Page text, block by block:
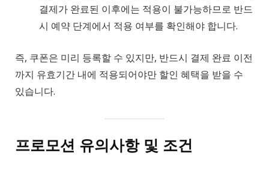
결제가 완료된 이후에는 적용이 불가능하므로 반드
시 예약 단계에서 적용 여부를 확인해야 합니다.
즉, 쿠폰은 미리 등록할 수 있지만, 반드시 결제 완료 이전
까지 유효기간 내에 적용되어야만 할인 혜택을 받을 수
있습니다.
프로모션 유의사항 및 조건